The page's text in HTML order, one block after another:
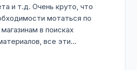
и т.д. Очень круто, что
мотаться по
в поисках
все эти...